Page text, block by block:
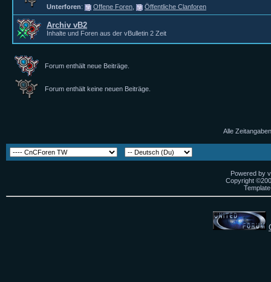
Unterforen: Offene Foren Öffentliche Clanforen
Archiv vB2
Inhalte und Foren aus der vBulletin 2 Zeit
Forum enthält neue Beiträge.
Forum enthält keine neuen Beiträge.
Alle
Powered by
Copyright